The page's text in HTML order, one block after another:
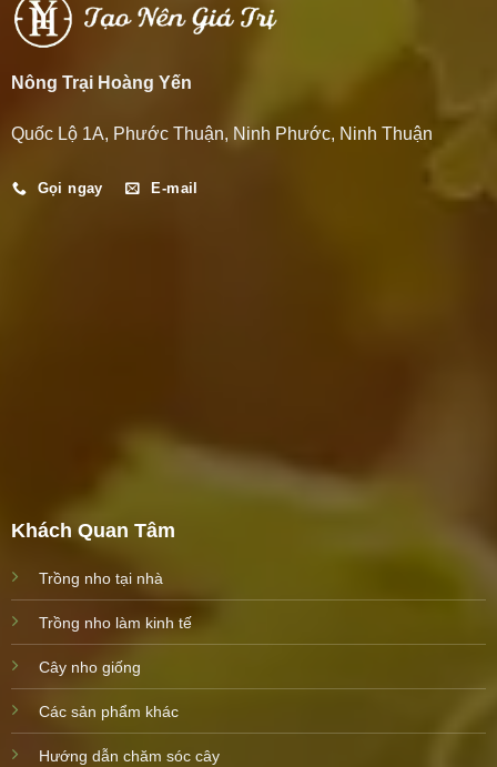
Nông Trại Hoàng Yến
Quốc Lộ 1A, Phước Thuận, Ninh Phước, Ninh Thuận
Gọi ngay E-mail
Khách Quan Tâm
Trồng nho tại nhà
Trồng nho làm kinh tế
Cây nho giống
Các sản phẩm khác
Hướng dẫn chăm sóc cây